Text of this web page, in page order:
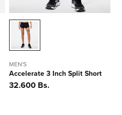
MEN'S
Accelerate 3 Inch Split Short
Precio
32.600 Bs.